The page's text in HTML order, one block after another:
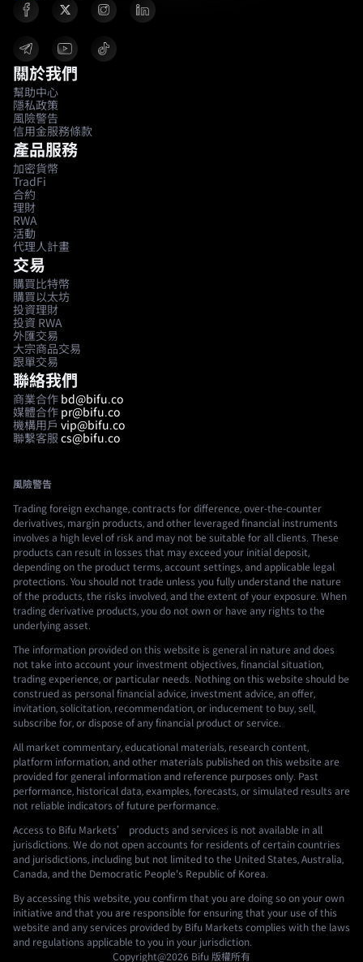
關於我們
幫助中心
隱私政策
風險警告
信用金服務條款
產品服務
加密貨幣
TradFi
合約
理財
RWA
活動
代理人計畫
交易
購買比特幣
購買以太坊
投資理財
投資 RWA
外匯交易
大宗商品交易
跟單交易
聯絡我們
商業合作 bd@bifu.co
媒體合作 pr@bifu.co
機構用戶 vip@bifu.co
聯繫客服 cs@bifu.co
風險警告
Trading foreign exchange, contracts for difference, over-the-counter
derivatives, margin products, and other leveraged financial instruments
involves a high level of risk and may not be suitable for all clients. These
products can result in losses that may exceed your initial deposit,
depending on the product terms, account settings, and applicable legal
protections. You should not trade unless you fully understand the nature
of the products, the risks involved, and the extent of your exposure. When
trading derivative products, you do not own or have any rights to the
underlying asset.
The information provided on this website is general in nature and does
not take into account your investment objectives, financial situation,
trading experience, or particular needs. Nothing on this website should be
construed as personal financial advice, investment advice, an offer,
invitation, solicitation, recommendation, or inducement to buy, sell,
subscribe for, or dispose of any financial product or service.
All market commentary, educational materials, research content,
platform information, and other materials published on this website are
provided for general information and reference purposes only. Past
performance, historical data, examples, forecasts, or simulated results are
not reliable indicators of future performance.
Access to Bifu Markets’ products and services is not available in all
jurisdictions. We do not open accounts for residents of certain countries
and jurisdictions, including but not limited to the United States, Australia,
Canada, and the Democratic People's Republic of Korea.
By accessing this website, you confirm that you are doing so on your own
initiative and that you are responsible for ensuring that your use of this
website and any services provided by Bifu Markets complies with the laws
and regulations applicable to you in your jurisdiction.
Copyright@2026 Bifu 版權所有